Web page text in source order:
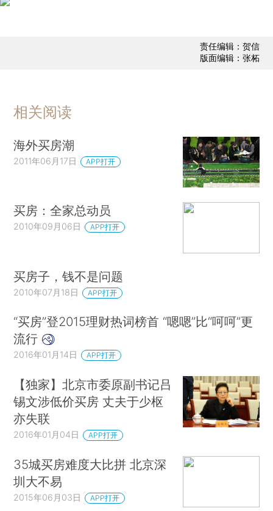
责任编辑：贺信
版面编辑：张柘
相关阅读
海外买房潮
2011年06月17日 APP打开
买房：全家总动员
2010年09月06日 APP打开
买房子，钱不是问题
2010年07月18日 APP打开
“买房”登2015理财热词榜首 “嗯嗯”比“呵呵”更
流行
2016年01月14日 APP打开
【独家】北京市委原副书记吕
锡文涉低价买房 丈夫于少枢
亦失联
2016年01月04日 APP打开
35城买房难度大比拼 北京深
圳大不易
2015年06月03日 APP打开